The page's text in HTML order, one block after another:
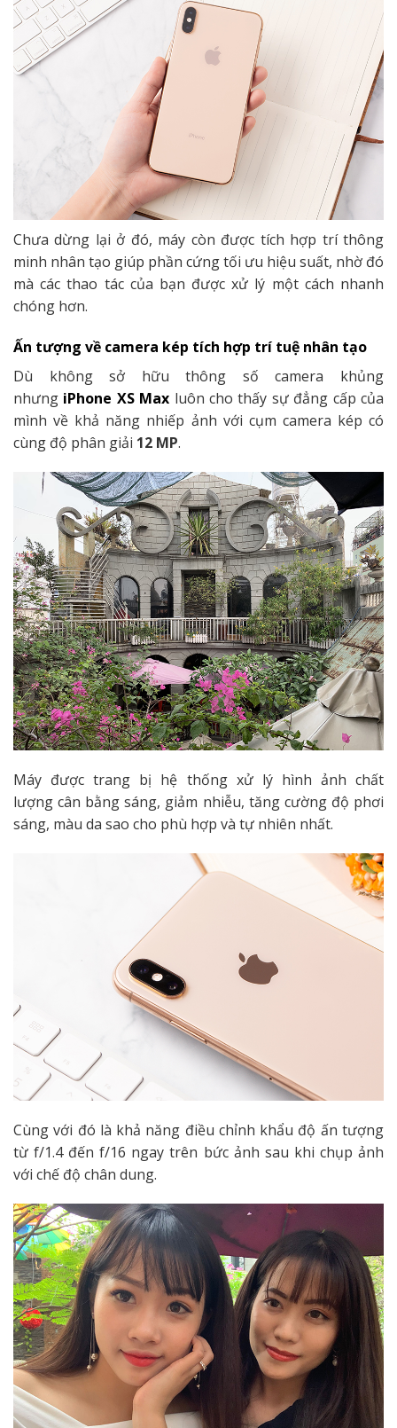
Chưa dừng lại ở đó, máy còn được tích hợp trí thông
minh nhân tạo giúp phần cứng tối ưu hiệu suất, nhờ đó
mà các thao tác của bạn được xử lý một cách nhanh
chóng hơn.
Ấn tượng về camera kép tích hợp trí tuệ nhân tạo
Dù không sở hữu thông số camera khủng
nhưng iPhone XS Max luôn cho thấy sự đẳng cấp của
mình về khả năng nhiếp ảnh với cụm camera kép có
cùng độ phân giải 12 MP.
Máy được trang bị hệ thống xử lý hình ảnh chất
lượng cân bằng sáng, giảm nhiễu, tăng cường độ phơi
sáng, màu da sao cho phù hợp và tự nhiên nhất.
Cùng với đó là khả năng điều chỉnh khẩu độ ấn tượng
từ f/1.4 đến f/16 ngay trên bức ảnh sau khi chụp ảnh
với chế độ chân dung.